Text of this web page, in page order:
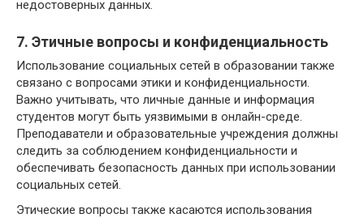
недостоверных данных.
7. Этичные вопросы и конфиденциальность
Использование социальных сетей в образовании также
связано с вопросами этики и конфиденциальности.
Важно учитывать, что личные данные и информация
студентов могут быть уязвимыми в онлайн-среде.
Преподаватели и образовательные учреждения должны
следить за соблюдением конфиденциальности и
обеспечивать безопасность данных при использовании
социальных сетей.
Этические вопросы также касаются использования